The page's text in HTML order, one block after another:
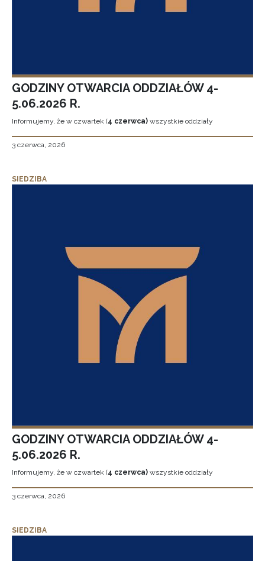
GODZINY OTWARCIA ODDZIAŁÓW 4-
5.06.2026 R.
Informujemy, że w czwartek (4 czerwca) wszystkie oddziały
3 czerwca, 2026
SIEDZIBA
GODZINY OTWARCIA ODDZIAŁÓW 4-
5.06.2026 R.
Informujemy, że w czwartek (4 czerwca) wszystkie oddziały
3 czerwca, 2026
SIEDZIBA